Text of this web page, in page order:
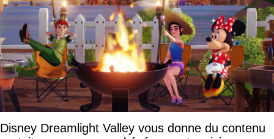
Disney Dreamlight Valley vous donne du contenu